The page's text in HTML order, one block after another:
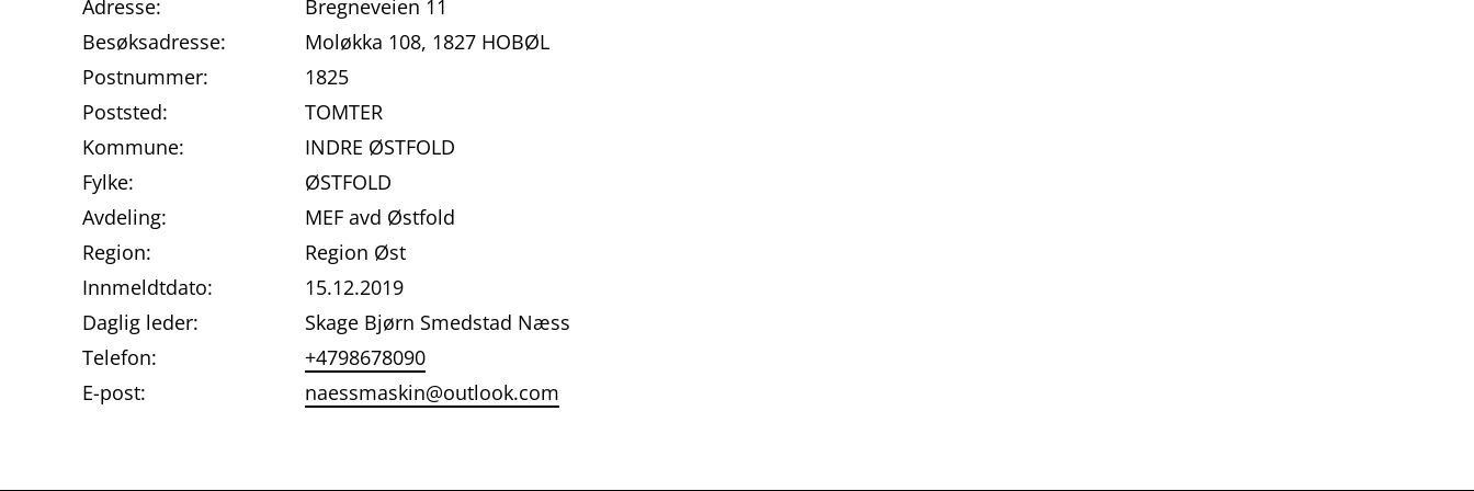
Adresse:
Bregneveien 11
Besøksadresse:
Moløkka 108, 1827 HOBØL
Postnummer:
1825
Poststed:
TOMTER
Kommune:
INDRE ØSTFOLD
Fylke:
ØSTFOLD
Avdeling:
MEF avd Østfold
Region:
Region Øst
Innmeldtdato:
15.12.2019
Daglig leder:
Skage Bjørn Smedstad Næss
Telefon:
+4798678090
E-post:
naessmaskin@outlook.com